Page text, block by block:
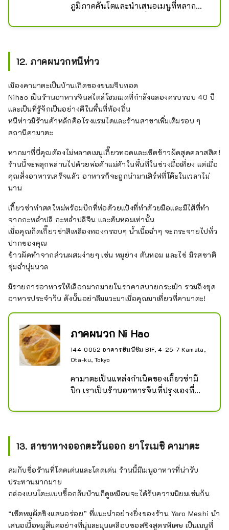
ภูมิภาคคันโตและนำเสนอเมนูที่หลาก
อาหารตะวันตก
12. ภาคผนวกหนีห่าว
เมืองคามาตะเป็นบ้านเกิดของขนมจีบทอด
Nihao เป็นร้านอาหารจีนสไตล์โฮมเมดที่กำลังฉลองครบรอบ 40 ปี
และเป็นที่รู้จักเป็นอย่างดีในพื้นที่ท้องถิ่น
หนีห่าวมีร้านค้าหลักคือโรงแรมไดและร้านสาขาเพิ่มเติมรอบ ๆ
สถานีคามาตะ
หากมาที่นี่คุณต้องไม่พลาดเมนูเกี๊ยวทอดและเซ็ตข้าวผัดสุดคลาสสิค!
ร้านนี้จะพลุกพล่านไปด้วยพ่อค้าแม่ค้าในพื้นที่ในช่วงมื้อเที่ยง แต่เมื่อ
คุณสั่งอาหารเสร็จแล้ว อาหารก็จะถูกนำมาเสิร์ฟที่โต๊ะในเวลาไม่
นาน
เกี๊ยวซ่าทำสดใหม่พร้อมปีกที่ห่อด้วยแป้งที่ทำด้วยมือและมีไส้ที่ทำ
จากกะหล่ำปลี กะหล่ำปลีจีน และต้นหอมเท่านั้น
เมื่อคุณกัดเกี๊ยวซ่าสีเหลืองทองกรอบๆ น้ำเนื้อฉ่ำๆ จะกระจายไปทั่ว
ปากของคุณ
ข้าวผัดทำจากส่วนผสมง่ายๆ เช่น หมูย่าง ต้นหอม และไข่ มีรสชาติ
ชุ่มฉ่ำนุ่มนวล
มีรายการอาหารให้เลือกมากมายในราคาสบายกระเป๋า รวมถึงชุด
อาหารประจำวัน ดังนั้นอย่าลืมแวะมาเมื่อคุณมาเที่ยวที่คามาตะ!
ภาคผนวก Ni Hao
144-0052 อาคารฮันนีซัม B1F, 4-25-7 Kamata,
Ota-ku, Tokyo
คามาตะเป็นแหล่งกำเนิดของเกี๊ยวซ่ามี
ปีก เราเป็นร้านอาหารจีนที่ปรุงเองที่
เป็นที่รู้จักของทุกคนในท้องถิ่น มีร้านค้า
เสริมรอบๆ สถานีคามาตะ
13. สาขาทางออกตะวันออก ยาโรเมชิ คามาตะ
สมกับชื่อร้านที่โดดเด่นและโดดเด่น ร้านนี้มีเมนูอาหารที่น่ารับ
ประทานมากมาย
กล่องเบนโตะแบบซื้อกลับบ้านก็ดูเหมือนจะได้รับความนิยมเช่นกัน
“เซ็ตหมูผัดขิงแสนอร่อย” ที่แนะนำอย่างยิ่งของร้าน Yaro Meshi นำ
เสนอเนื้อหมูสันคอย่างที่นุ่มละมุนเคลือบซอสขิงสูตรพิเศษ เป็นเมนูที่